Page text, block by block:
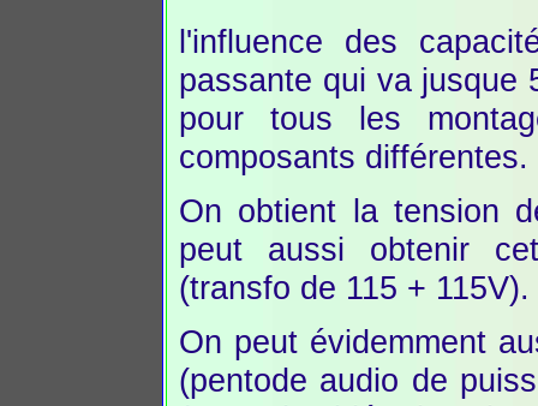
l'influence des
passante qui va jusque
pour tous les
composants différentes.
On obtient la tension
peut aussi obtenir
(transfo de 115 +
On peut évidemment
(pentode audio de